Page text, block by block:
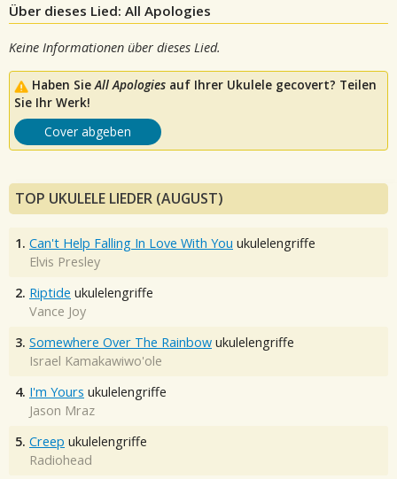
Über dieses Lied: All Apologies
Keine Informationen über dieses Lied.
Haben SieAll Apologies auf Ihrer Ukulele gecovert? Teilen
Sie Ihr Werk!
Cover abgeben
TOP UKULELE LIEDER (AUGUST)
1. Can't Help Falling In Love With You ukulelengriffe
Elvis Presley
2. Riptide ukulelengriffe
Vance Joy
3. Somewhere Over The Rainbow ukulelengriffe
Israel Kamakawiwo'ole
4. I'm Yours ukulelengriffe
Jason Mraz
5. Creep ukulelengriffe
Radiohead